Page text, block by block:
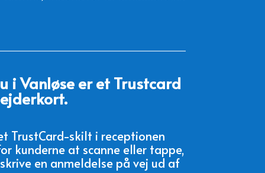
i Vanløse er et Trustcard
TrustCard-skilt i receptionen
kunderne at scanne eller tappe,
en anmeldelse på vej ud af